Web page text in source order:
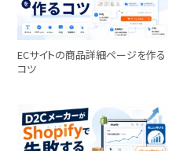
ECサイトの商品詳細ページを作る
コツ